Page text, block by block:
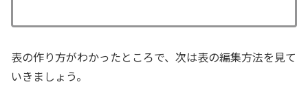
表の作り方がわかったところで、次は表の編集方法を見て
いきましょう。